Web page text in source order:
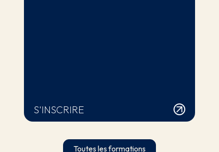
S'INSCRIRE
Toutes les formations